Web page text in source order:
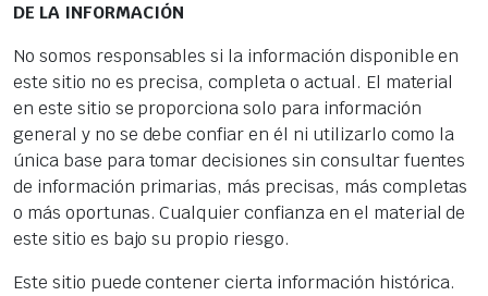
DE LA INFORMACIÓN
No somos responsables si la información disponible en
este sitio no es precisa, completa o actual. El material
en este sitio se proporciona solo para información
general y no se debe confiar en él ni utilizarlo como la
única base para tomar decisiones sin consultar fuentes
de información primarias, más precisas, más completas
o más oportunas. Cualquier confianza en el material de
este sitio es bajo su propio riesgo.
Este sitio puede contener cierta información histórica.